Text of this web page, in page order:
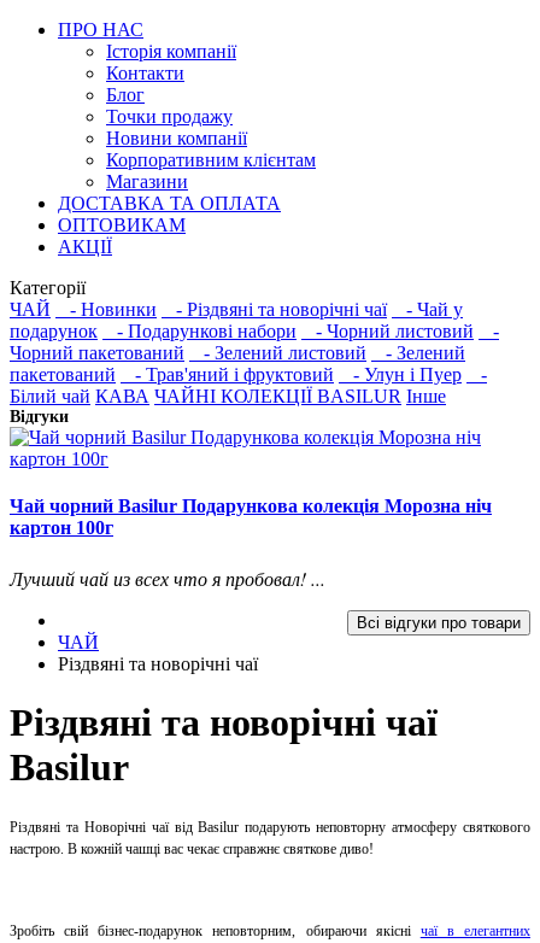
ПРО НАС
Історія компанії
Контакти
Блог
Точки продажу
Новини компанії
Корпоративним клієнтам
Магазини
ДОСТАВКА ТА ОПЛАТА
ОПТОВИКАМ
АКЦІЇ
Категорії
ЧАЙ
- Новинки - Різдвяні та новорічні чаї
- Чай у
подарунок
- Подарункові набори - Чорний листовий
-
Чорний пакетований
- Зелений листовий
- Зелений
пакетований
- Трав'яний і фруктовий - Улун і Пуер
-
Білий чай КАВА ЧАЙНІ КОЛЕКЦІЇ BASILUR Інше
Відгуки
Чай чорний Basilur Подарункова колекція Морозна ніч
картон 100г
Лучший чай из всех что я пробовал! ...
Всі відгуки про товари
ЧАЙ
Різдвяні та новорічні чаї
Різдвяні та новорічні чаї
Basilur
Різдвяні та Новорічні чаї від Basilur подарують неповторну атмосферу святкового
настрою. В кожній чашці вас чекає справжнє святкове диво!
Зробіть свій бізнес-подарунок неповторним, обираючи якісні чаї в елегантних